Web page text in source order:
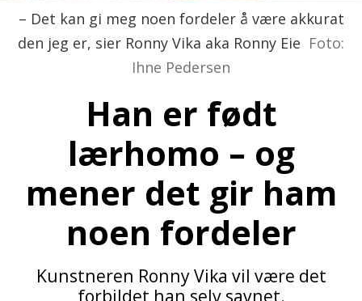
– Det kan gi meg noen fordeler å være akkurat
den jeg er, sier Ronny Vika aka Ronny Eie Foto:
Ihne Pedersen
Han er født
lærhomo – og
mener det gir ham
noen fordeler
Kunstneren Ronny Vika vil være det
forbildet han selv savnet.